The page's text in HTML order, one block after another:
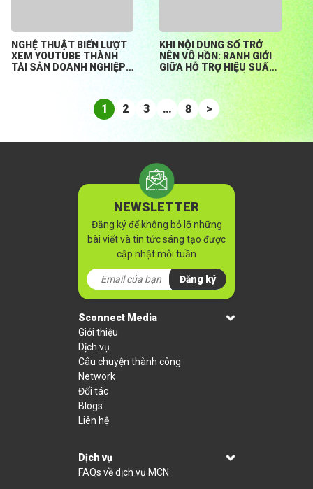
NGHỆ THUẬT BIẾN LƯỢT
XEM YOUTUBE THÀNH
TÀI SẢN DOANH NGHIỆP
KHI NỘI DUNG SỐ TRỞ
NÊN VÔ HỒN: RANH GIỚI
GIỮA HỖ TRỢ HIỆU SUẤT
HAY ĐÁNH MẤT BẢN
1 2 3 … 8 >
NEWSLETTER
Đăng ký để không bỏ lỡ những
bài viết và tin tức sáng tạo được
cập nhật mỗi tuần
Đăng ký
Sconnect Media
Giới thiệu
Dịch vụ
Câu chuyện thành công
Network
Đối tác
Blogs
Liên hệ
Dịch vụ
FAQs về dịch vụ MCN